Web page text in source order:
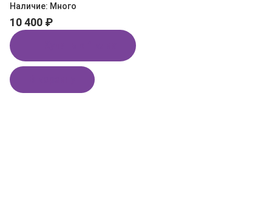
Наличие: Много
10 400 ₽